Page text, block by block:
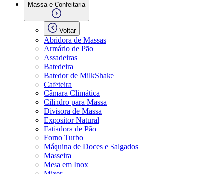
Massa e Confeitaria
Voltar
Abridora de Massas
Armário de Pão
Assadeiras
Batedeira
Batedor de MilkShake
Cafeteira
Câmara Climática
Cilindro para Massa
Divisora de Massa
Expositor Natural
Fatiadora de Pão
Forno Turbo
Máquina de Doces e Salgados
Masseira
Mesa em Inox